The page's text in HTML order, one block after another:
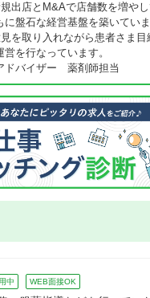
出店とM&Aで店舗数を増や
に盤石な経営基盤を築いていま
を取り入れながら患者さま目
営を行なっています。
ドバイザー 薬剤師担当
中 WEB面接OK